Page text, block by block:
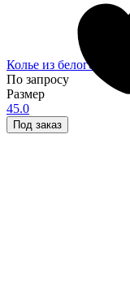
Колье из белого
По запросу
Размер
45.0
Под заказ